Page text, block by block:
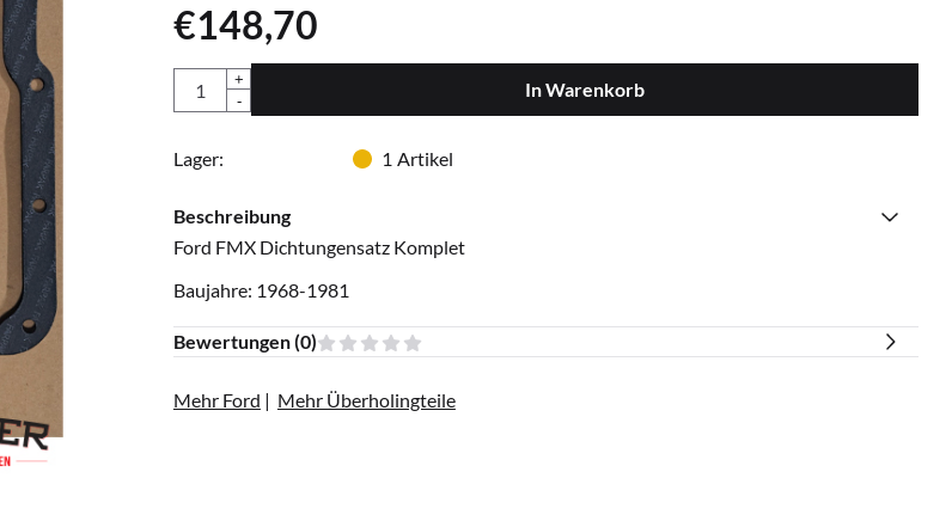
€148,70
Anzahl
+
-
In Warenkorb
Lager: 1 Artikel
Beschreibung
Ford FMX Dichtungensatz Komplet
Baujahre: 1968-1981
Bewertungen (0)
Mehr Ford | Mehr Überholingteile